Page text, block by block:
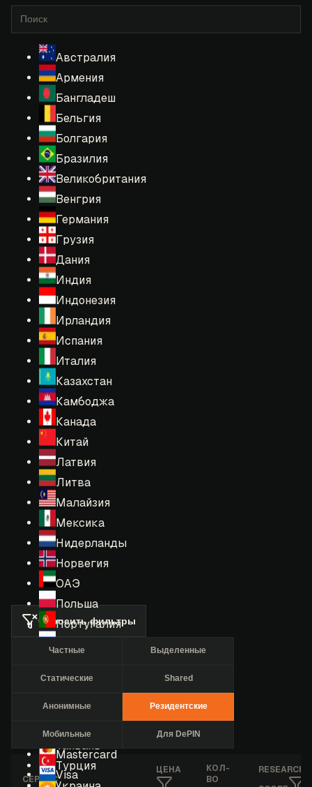
Австралия
Армения
Бангладеш
Бельгия
Болгария
Бразилия
Великобритания
Венгрия
Германия
Грузия
Дания
Индия
Индонезия
Ирландия
Испания
Италия
Казахстан
Камбоджа
Канада
Китай
Латвия
Литва
Малайзия
Мексика
Нидерланды
Норвегия
ОАЭ
Польша
Португалия
США
Сингапур
Турция
Mastercard
Visa
Сбросить фильтры
Частные Выделенные
Статические Shared
Анонимные Резидентские
Мобильные Для DePIN
СЕРВИС
ЦЕНА
КОЛ-
ВО